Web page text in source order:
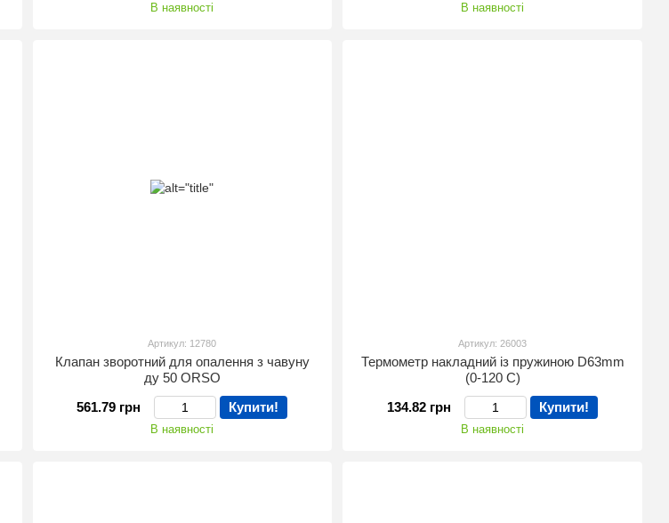
В наявності В наявності
Артикул: 12780
Клапан зворотний для опалення з чавуну
ду 50 ORSO
561.79 грн
Купити!
В наявності
Артикул: 26003
Термометр накладний із пружиною D63mm
(0-120 С)
134.82 грн
Купити!
В наявності